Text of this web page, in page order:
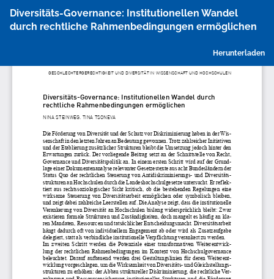
Artikeldetails
zurückkehren
Diversitäts-Governance: Institutionellen Wandel
durch rechtliche Rahmenbedingungen ermöglichen
Herunterladen